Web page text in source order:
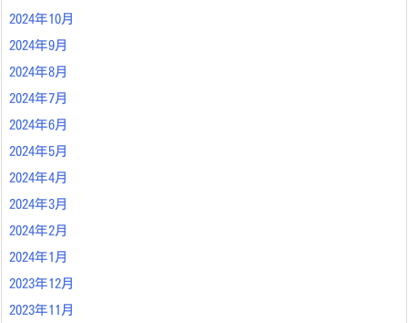
2024年10月
2024年9月
2024年8月
2024年7月
2024年6月
2024年5月
2024年4月
2024年3月
2024年2月
2024年1月
2023年12月
2023年11月